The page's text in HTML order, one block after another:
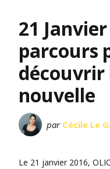
21
parcours
découvrir
nouvelle
par Cécile Le
Le 21 janvier 2016,